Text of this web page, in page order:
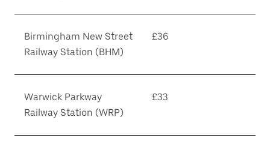
Birmingham New Street
Railway Station (BHM)
£36
Warwick Parkway
Railway Station (WRP)
£33